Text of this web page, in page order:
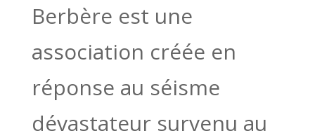
Berbère est une
association créée en
réponse au séisme
dévastateur survenu au